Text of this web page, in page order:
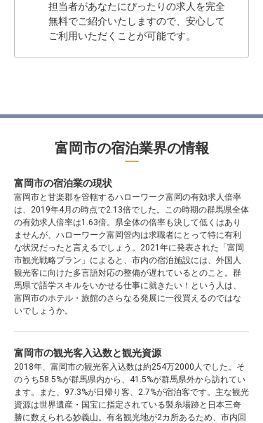
担当者があなたにぴったりの求人を完全
無料でご紹介いたしますので、安心して
ご利用いただくことが可能です。
富岡市の宿泊業界の情報
富岡市の宿泊業の現状
富岡市と甘楽郡を管轄するハローワーク富岡の有効求人倍率
は、2019年4月の時点で2.13倍でした。この時期の群馬県全体
の有効求人倍率は1.63倍。県全体の倍率も決して低くはあり
ませんが、ハローワーク富岡管内は求職者にとって特に有利
な状況だったと言えるでしょう。2021年に発表された「富岡
市観光戦略プラン」によると、市内の宿泊施設には、外国人
観光客に向けた多言語対応の整備が遅れているとのこと。群
馬県で語学スキルをいかせる仕事に就きたい！という人は、
富岡市のホテル・旅館のさらなる発展に一役買えるのではな
いでしょうか。
富岡市の観光客入込数と観光資源
2018年、富岡市の観光客入込数は約254万2000人でした。そ
のうち58.5%が群馬県内から、41.5%が群馬県外から訪れてい
ます。また、97.3%が日帰り客、2.7%が宿泊客です。主な観光
資源は世界遺産・国宝に指定されている製糸場跡と日本三奇
勝に数えられる妙義山。有名観光地が2カ所あるため、市内回